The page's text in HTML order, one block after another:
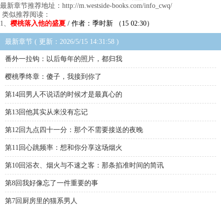
最新章节推荐地址：http://m.westside-books.com/info_cwq/
类似推荐阅读：
1、 樱桃落入他的盛夏 / 作者：季时新 （15 02:30）
最新章节 ( 更新：2026/5/15 14:31:58 )
番外一拉钩：以后每年的照片，都归我
樱桃季终章：傻子，我接到你了
第14回男人不说话的时候才是最真心的
第13回他其实从来没有忘记
第12回九点四十一分：那个不需要接送的夜晚
第11回心跳频率：想和你分享这场烟火
第10回浴衣、烟火与不速之客：那条掐准时间的简讯
第8回我好像忘了一件重要的事
第7回厨房里的猫系男人